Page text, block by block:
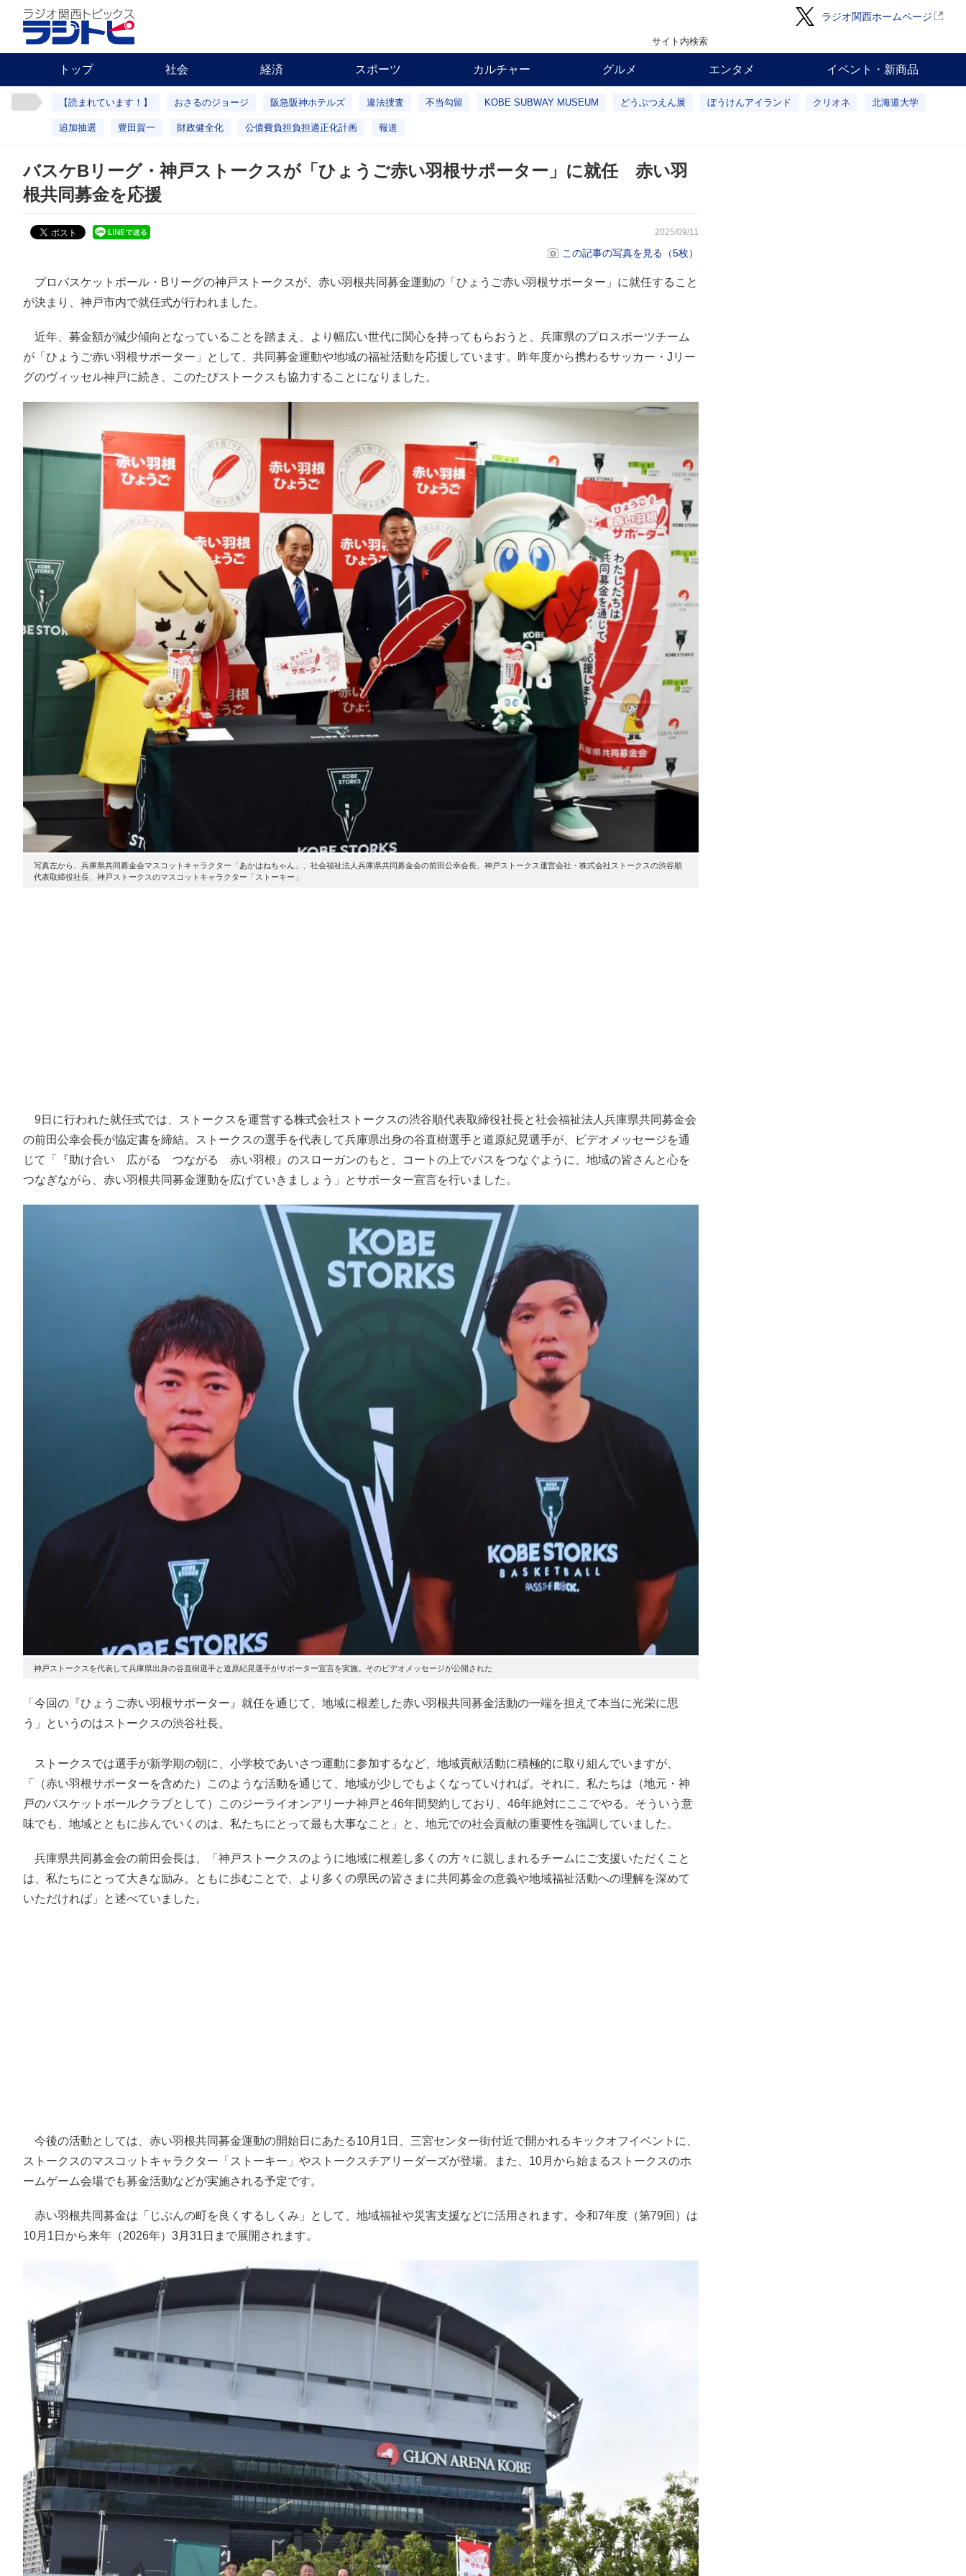
ラジオ関西ホームページ
サイト内検索
トップ 社会 経済 スポーツ カルチャー グルメ エンタメ イベント・新商品
【読まれています！】 おさるのジョージ 阪急阪神ホテルズ 違法捜査 不当勾留 KOBE SUBWAY MUSEUM どうぶつえん展 ぼうけんアイランド クリオネ 北海道大学
追加抽選 豊田賀一 財政健全化 公債費負担負担適正化計画 報道
バスケBリーグ・神戸ストークスが「ひょうご赤い羽根サポーター」に就任 赤い羽
根共同募金を応援
2025/09/11
この記事の写真を見る（5枚）
プロバスケットボール・Bリーグの神戸ストークスが、赤い羽根共同募金運動の「ひょうご赤い羽根サポーター」に就任すること
が決まり、神戸市内で就任式が行われました。
近年、募金額が減少傾向となっていることを踏まえ、より幅広い世代に関心を持ってもらおうと、兵庫県のプロスポーツチーム
が「ひょうご赤い羽根サポーター」として、共同募金運動や地域の福祉活動を応援しています。昨年度から携わるサッカー・Jリー
グのヴィッセル神戸に続き、このたびストークスも協力することになりました。
写真左から、兵庫県共同募金会マスコットキャラクター「あかはねちゃん」、社会福祉法人兵庫県共同募金会の前田公幸会長、神戸ストークス運営会社・株式会社ストークスの渋谷順
代表取締役社長、神戸ストークスのマスコットキャラクター「ストーキー」
9日に行われた就任式では、ストークスを運営する株式会社ストークスの渋谷順代表取締役社長と社会福祉法人兵庫県共同募金会
の前田公幸会長が協定書を締結。ストークスの選手を代表して兵庫県出身の谷直樹選手と道原紀晃選手が、ビデオメッセージを通
じて「『助け合い 広がる つながる 赤い羽根』のスローガンのもと、コートの上でパスをつなぐように、地域の皆さんと心を
つなぎながら、赤い羽根共同募金運動を広げていきましょう」とサポーター宣言を行いました。
神戸ストークスを代表して兵庫県出身の谷直樹選手と道原紀晃選手がサポーター宣言を実施。そのビデオメッセージが公開された
「今回の『ひょうご赤い羽根サポーター』就任を通じて、地域に根差した赤い羽根共同募金活動の一端を担えて本当に光栄に思
う」というのはストークスの渋谷社長。
ストークスでは選手が新学期の朝に、小学校であいさつ運動に参加するなど、地域貢献活動に積極的に取り組んでいますが、
「（赤い羽根サポーターを含めた）このような活動を通じて、地域が少しでもよくなっていければ。それに、私たちは（地元・神
戸のバスケットボールクラブとして）このジーライオンアリーナ神戸と46年間契約しており、46年絶対にここでやる。そういう意
味でも、地域とともに歩んでいくのは、私たちにとって最も大事なこと」と、地元での社会貢献の重要性を強調していました。
兵庫県共同募金会の前田会長は、「神戸ストークスのように地域に根差し多くの方々に親しまれるチームにご支援いただくこと
は、私たちにとって大きな励み。ともに歩むことで、より多くの県民の皆さまに共同募金の意義や地域福祉活動への理解を深めて
いただければ」と述べていました。
今後の活動としては、赤い羽根共同募金運動の開始日にあたる10月1日、三宮センター街付近で開かれるキックオフイベントに、
ストークスのマスコットキャラクター「ストーキー」やストークスチアリーダーズが登場。また、10月から始まるストークスのホ
ームゲーム会場でも募金活動などが実施される予定です。
赤い羽根共同募金は「じぶんの町を良くするしくみ」として、地域福祉や災害支援などに活用されます。令和7年度（第79回）は
10月1日から来年（2026年）3月31日まで展開されます。